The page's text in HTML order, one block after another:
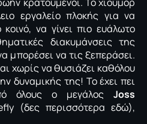
εργαλείο πλοκής για να
να γίνει πιο ευάλωτο
διακυμάνσεις της
μπορέσει να τις ξεπεράσει.
χωρίς να θυσιάζει καθόλου
δυναμικής της! Το έχει πει
όλους ο μεγάλος Joss
(δες περισσότερα εδώ),